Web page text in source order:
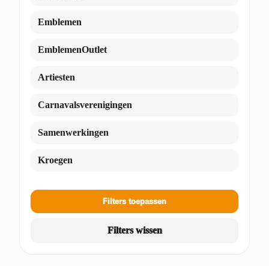
Emblemen
EmblemenOutlet
Artiesten
Carnavalsverenigingen
Samenwerkingen
Kroegen
Filters toepassen
Filters wissen